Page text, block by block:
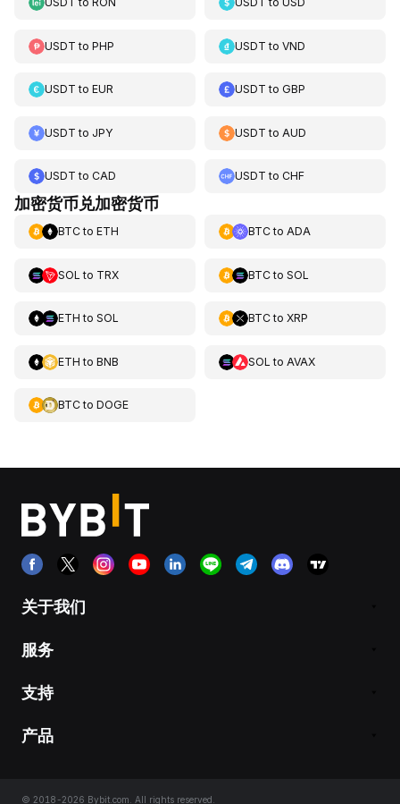
USDT to PHP USDT toVND
USDT to EUR USDT toGBP
USDT to JPY USDT to AUD
USDT to CAD USDT toCHF
加密货币兑加密货币
BTCto ETH BTCto ADA
SOL to TRX BTCto SOL
ETH to SOL BTCto XRP
ETH to BNB SOL to AVAX
BTCto DOGE
关于我们
服务
支持
产品
© 2018-2026 Bybit.com. All rights reserved.